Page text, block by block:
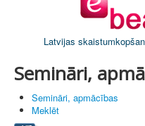
Latvijas
Semināri,
Semināri, apmācības
Meklēt